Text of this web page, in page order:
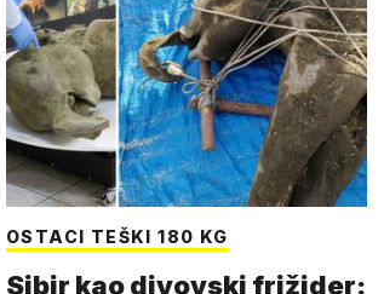
OSTACI TEŠKI 180 KG
Sibir kao divovski frižider: